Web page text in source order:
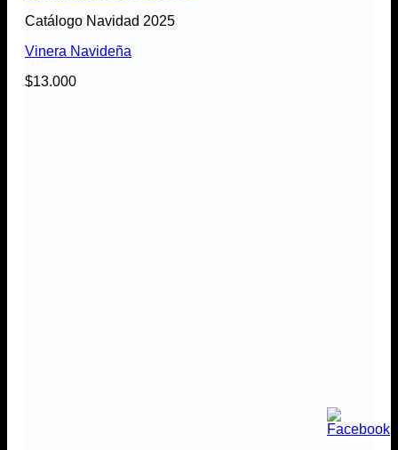
Catálogo Navidad 2025
Vinera Navideña
$13.000